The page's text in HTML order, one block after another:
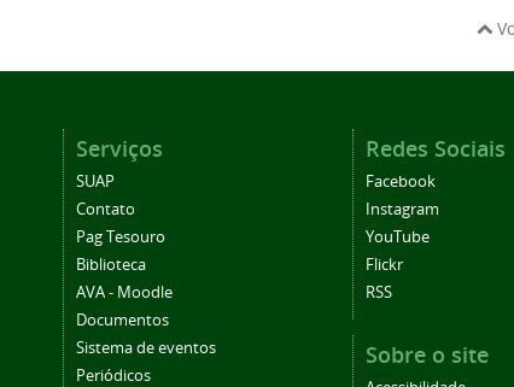
Serviços
SUAP
Contato
Pag Tesouro
Biblioteca
AVA - Moodle
Documentos
Sistema de eventos
Periódicos
Redes Sociais
Facebook
Instagram
YouTube
Flickr
RSS
Sobre o site